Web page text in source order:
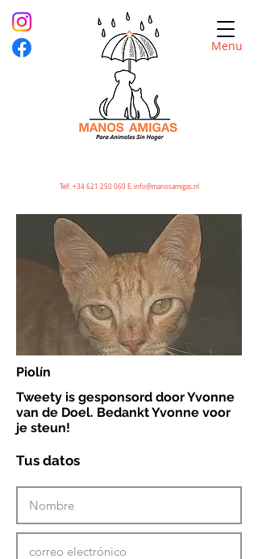
Telf. +34 621 250 060 E. info@manosamigas.nl
Menu
Piolín
Tweety is gesponsord door Yvonne
van de Doel. Bedankt Yvonne voor
je steun!
Tus datos